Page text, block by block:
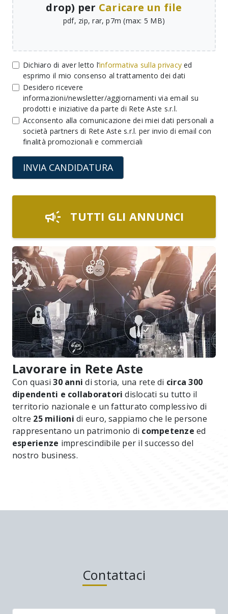
drop) per Caricare un file
pdf, zip, rar, p7m (max: 5 MB)
Dichiaro di aver letto l’informativa sulla privacy ed
esprimo il mio consenso al trattamento dei dati
Desidero ricevere
informazioni/newsletter/aggiornamenti via email su
prodotti e iniziative da parte di Rete Aste s.r.l.
Acconsento alla comunicazione dei miei dati personali a
società partners di Rete Aste s.r.l. per invio di email con
finalità promozionali e commerciali
INVIA CANDIDATURA
campaign TUTTI GLI ANNUNCI
Lavorare in Rete Aste
Con quasi30 anni di storia, una rete di circa 300
dipendenti e collaboratori dislocati su tutto il
territorio nazionale e un fatturato complessivo di
oltre 25 milioni di euro, sappiamo che le persone
rappresentano un patrimonio di competenze ed
esperienze imprescindibile per il successo del
nostro business.
Contattaci